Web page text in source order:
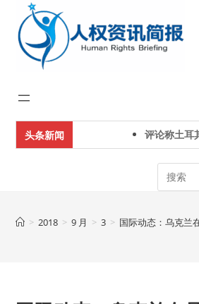
content
头条新闻 评论称土耳
Search
> 2018 > 9 月 > 3 > 国际动态：乌克兰